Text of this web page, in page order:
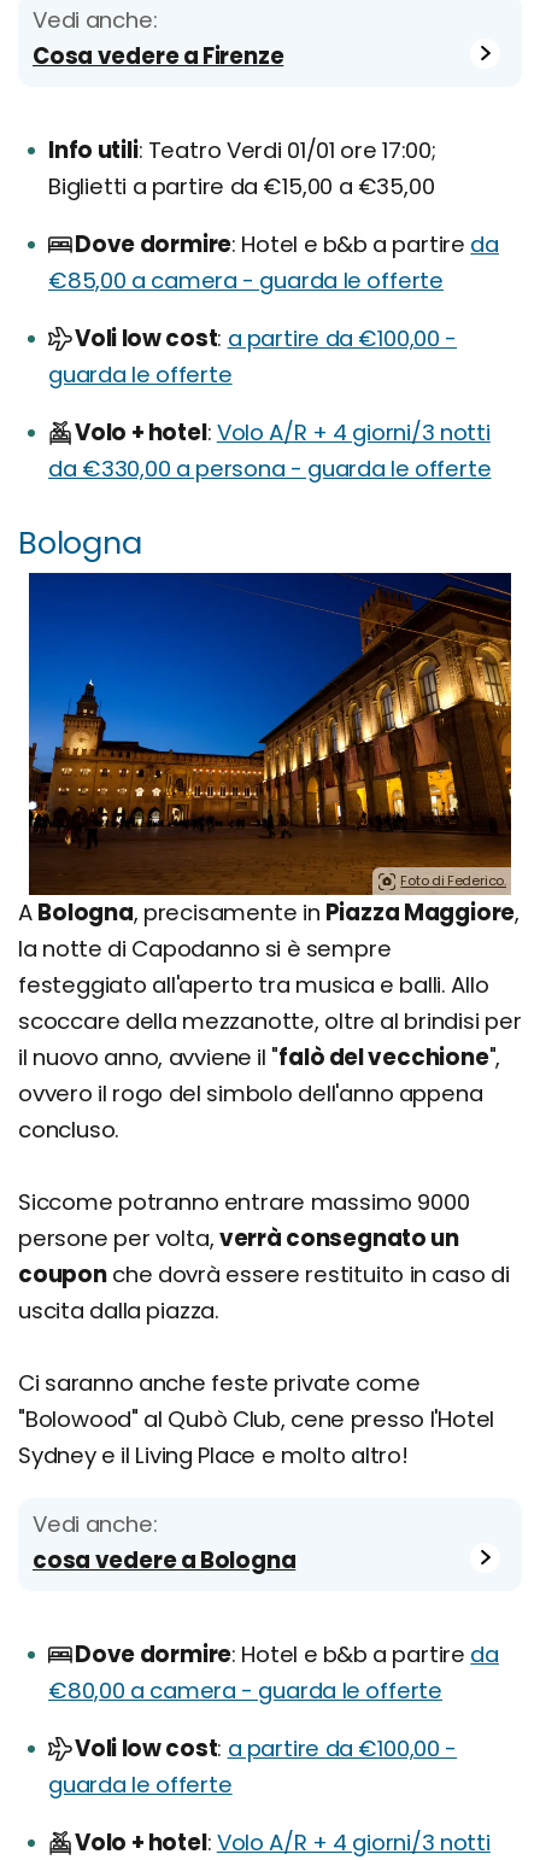
Vedi anche:
Cosa vedere a Firenze
Info utili Teatro Verdi 01/01 ore 17:00;
Biglietti a partire da €15,00 a €35,00
Dove dormire Hotel e b&b a partire da
€85,00 a camera - guarda le offerte
Voli low cost a partire da €100,00 -
guarda le offerte
Volo + hotel Volo A/R + 4 giorni/3 notti
da €330,00 a persona - guarda le offerte
Bologna
Foto di Federico.
A Bologna, precisamente in Piazza Maggiore,
la notte di Capodanno si è sempre
festeggiato all'aperto tra musica e balli. Allo
scoccare della mezzanotte, oltre al brindisi per
il nuovo anno, avviene il "falò del vecchione",
ovvero il rogo del simbolo dell'anno appena
concluso.
Siccome potranno entrare massimo 9000
persone per volta, verrà consegnato un
couponche dovrà essere restituito in caso di
uscita dalla piazza.
Ci saranno anche feste private come
"Bolowood" al Qubò Club, cene presso l'Hotel
Sydney e il Living Place e molto altro!
Vedi anche:
cosa vedere a Bologna
Dove dormire Hotel e b&b a partire da
€80,00 a camera - guarda le offerte
Voli low cost a partire da €100,00 -
guarda le offerte
Volo + hotel Volo A/R + 4 giorni/3 notti